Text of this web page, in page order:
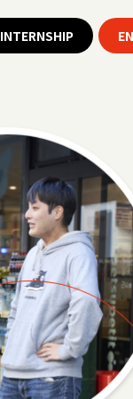
INTERNSHIP
ENTRY